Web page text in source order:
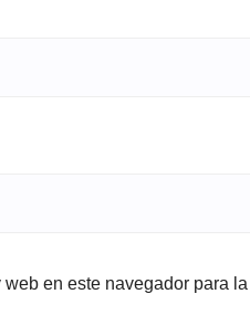
en este navegador para